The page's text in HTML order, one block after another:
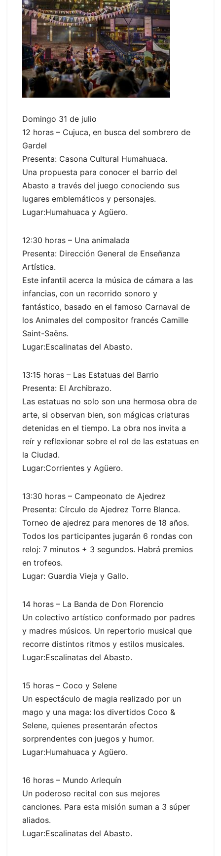
Domingo 31 de julio
12 horas – Cujuca, en busca del sombrero de
Gardel
Presenta: Casona Cultural Humahuaca.
Una propuesta para conocer el barrio del
Abasto a través del juego conociendo sus
lugares emblemáticos y personajes.
Lugar:Humahuaca y Agüero.
12:30 horas – Una animalada
Presenta: Dirección General de Enseñanza
Artística.
Este infantil acerca la música de cámara a las
infancias, con un recorrido sonoro y
fantástico, basado en el famoso Carnaval de
los Animales del compositor francés Camille
Saint-Saëns.
Lugar:Escalinatas del Abasto.
13:15 horas – Las Estatuas del Barrio
Presenta: El Archibrazo.
Las estatuas no solo son una hermosa obra de
arte, si observan bien, son mágicas criaturas
detenidas en el tiempo. La obra nos invita a
reír y reflexionar sobre el rol de las estatuas en
la Ciudad.
Lugar:Corrientes y Agüero.
13:30 horas – Campeonato de Ajedrez
Presenta: Círculo de Ajedrez Torre Blanca.
Torneo de ajedrez para menores de 18 años.
Todos los participantes jugarán 6 rondas con
reloj: 7 minutos + 3 segundos. Habrá premios
en trofeos.
Lugar: Guardia Vieja y Gallo.
14 horas – La Banda de Don Florencio
Un colectivo artístico conformado por padres
y madres músicos. Un repertorio musical que
recorre distintos ritmos y estilos musicales.
Lugar:Escalinatas del Abasto.
15 horas – Coco y Selene
Un espectáculo de magia realizado por un
mago y una maga: los divertidos Coco &
Selene, quienes presentarán efectos
sorprendentes con juegos y humor.
Lugar:Humahuaca y Agüero.
16 horas – Mundo Arlequín
Un poderoso recital con sus mejores
canciones. Para esta misión suman a 3 súper
aliados.
Lugar:Escalinatas del Abasto.